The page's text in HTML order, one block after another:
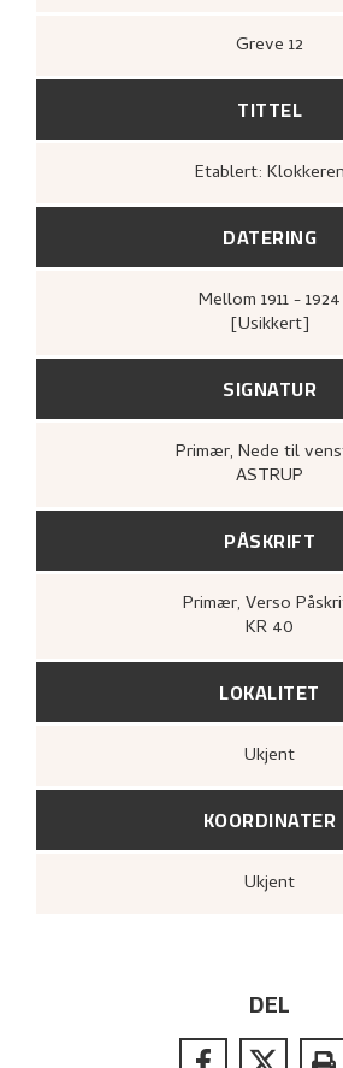
Greve 12
TITTEL
Etablert: Klokkeren
DATERING
Mellom 1911 - 1924
[Usikkert]
SIGNATUR
Primær, Nede til
ASTRUP
PÅSKRIFT
Primær, Verso
KR 40
LOKALITET
Ukjent
KOORDINATER
Ukjent
DEL